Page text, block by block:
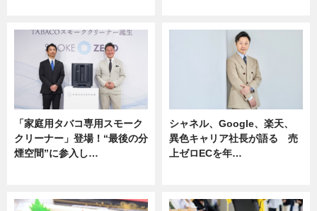
「家庭用タバコ専用スモーク
クリーナー」登場！“最後の分
煙空間”に参入し…
シャネル、Google、楽天、
異色キャリア社長が語る 売
上ゼロECを年…